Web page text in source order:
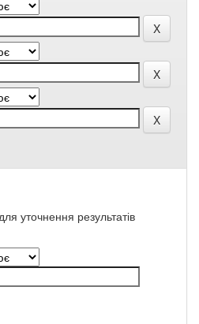
уточнення результатів